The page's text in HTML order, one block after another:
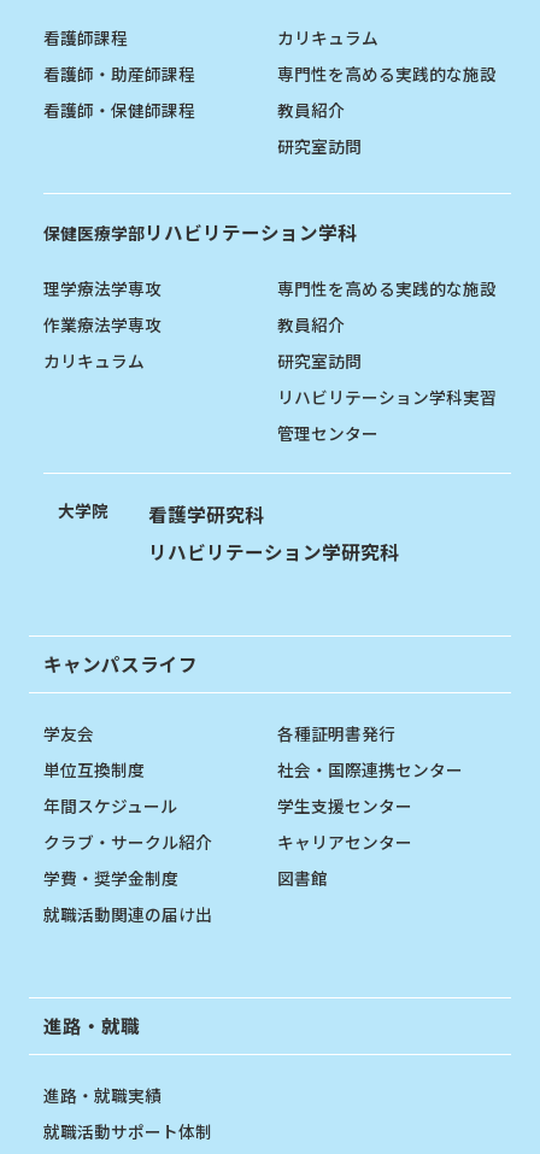
看護師課程
看護師・助産師課程
看護師・保健師課程
カリキュラム
専門性を高める実践的な施設
教員紹介
研究室訪問
保健医療学部リハビリテーション学科
理学療法学専攻
作業療法学専攻
カリキュラム
専門性を高める実践的な施設
教員紹介
研究室訪問
リハビリテーション学科実習
管理センター
大学院
看護学研究科
リハビリテーション学研究科
キャンパスライフ
学友会
単位互換制度
年間スケジュール
クラブ・サークル紹介
学費・奨学金制度
就職活動関連の届け出
各種証明書発行
社会・国際連携センター
学生支援センター
キャリアセンター
図書館
進路・就職
進路・就職実績
就職活動サポート体制